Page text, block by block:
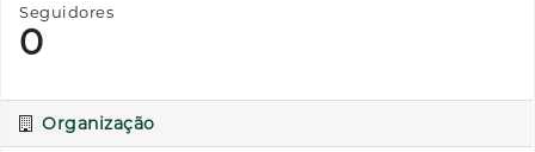
Seguidores
0
Organização